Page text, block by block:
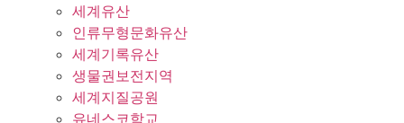
세계유산
인류무형문화유산
세계기록유산
생물권보전지역
세계지질공원
유네스코학교